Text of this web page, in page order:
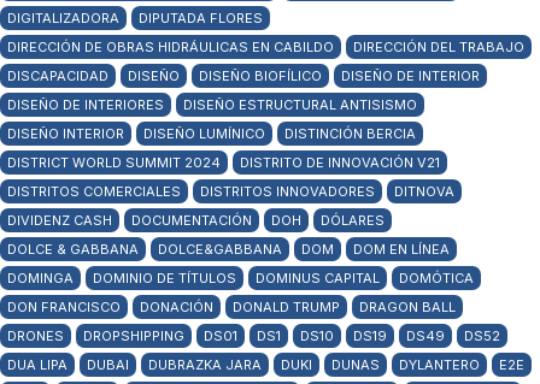
DIGITALIZADORA
DIPUTADA FLORES
DIRECCIÓN DE OBRAS HIDRÁULICAS EN CABILDO
DIRECCIÓN DEL TRABAJO
DISCAPACIDAD
DISEÑO DISEÑO BIOFÍLICO
DISEÑO DE INTERIOR
DISEÑO DE INTERIORES
DISEÑO ESTRUCTURAL ANTISISMO
DISEÑO INTERIOR
DISEÑO LUMÍNICO
DISTINCIÓN BERCIA
DISTRICT WORLD SUMMIT 2024
DISTRITO DE INNOVACIÓN V21
DISTRITOS COMERCIALES
DISTRITOS INNOVADORES
DITNOVA
DIVIDENZ CASH
DOCUMENTACIÓN DOH
DÓLARES
DOLCE & GABBANA
DOLCE&GABBANA DOM
DOM EN LÍNEA
DOMINGA
DOMINIO DE TÍTULOS DOMINUS CAPITAL
DOMÓTICA
DON FRANCISCO
DONACIÓN DONALD TRUMP
DRAGON BALL
DRONES
DROPSHIPPING DS01 DS1 DS10 DS19 DS49
DS52
DUA LIPA
DUBAI DUBRAZKA JARA DUKI DUNAS DYLANTERO
E2E